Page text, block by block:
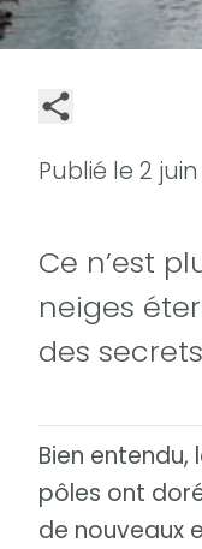
Publié le 2 juin
Ce n’est
neiges
des
Bien
pôles ont
de nouveaux